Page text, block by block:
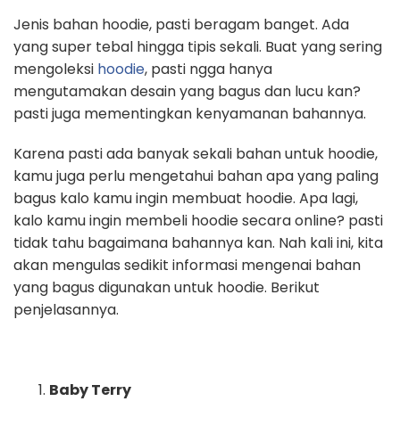
Jenis bahan hoodie, pasti beragam banget. Ada
yang super tebal hingga tipis sekali. Buat yang sering
mengoleksi hoodie, pasti ngga hanya
mengutamakan desain yang bagus dan lucu kan?
pasti juga mementingkan kenyamanan bahannya.
Karena pasti ada banyak sekali bahan untuk hoodie,
kamu juga perlu mengetahui bahan apa yang paling
bagus kalo kamu ingin membuat hoodie. Apa lagi,
kalo kamu ingin membeli hoodie secara online? pasti
tidak tahu bagaimana bahannya kan. Nah kali ini, kita
akan mengulas sedikit informasi mengenai bahan
yang bagus digunakan untuk hoodie. Berikut
penjelasannya.
Baby Terry